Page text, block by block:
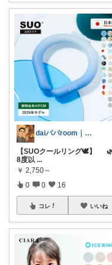
daiパパroom｜育児×便利グッズ
【SUOクールリング🕊️】
8度以 ...
￥ 2,750～
0 0 16
コレ いいね